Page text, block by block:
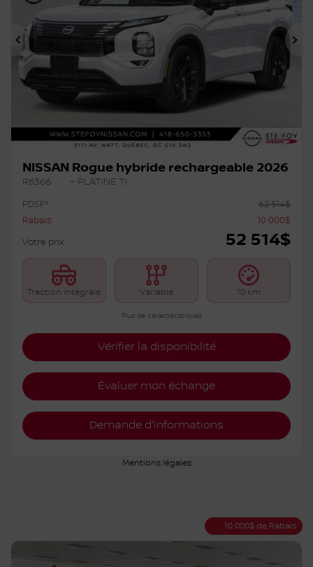
Précédent
NISSAN Rogue hybride rechargeable 2026
R6366
– PLATINE TI
PDSF*
62 514$
Rabais
10 000$
Votre prix
52 514$
Traction intégrale Variable 10 km
Plus de caractéristiques
Vérifier la disponibilité
Évaluer mon échange
Demande d'informations
Mentions légales
10 000$ de Rabais